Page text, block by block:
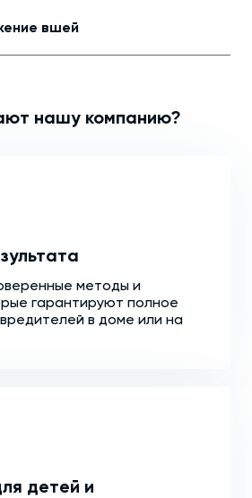
вшей
нашу компанию?
методы и
гарантируют полное
в доме или на
детей и